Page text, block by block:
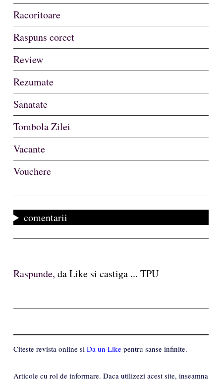
Racoritoare
Raspuns corect
Review
Rezumate
Sanatate
Tombola Zilei
Vacante
Vouchere
comentarii
Raspunde, da Like si castiga ... TPU
Citeste revista online si Da un Like pentru sanse infinite.
Articole cu rol de informare. Daca utilizezi acest site, inseamna